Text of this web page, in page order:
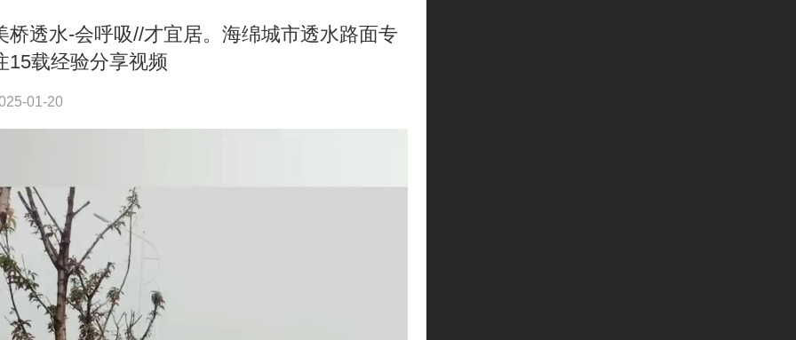
桥透水-会呼吸//才宜居。海绵城市透水路面专
15载经验分享视频
01-20